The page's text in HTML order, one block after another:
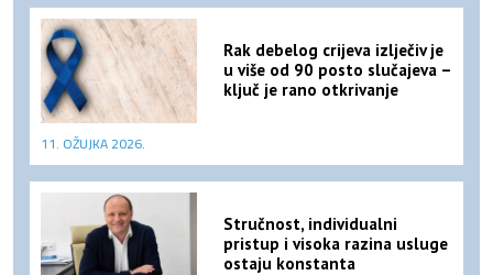
Rak debelog crijeva izlječiv je
u više od 90 posto slučajeva –
ključ je rano otkrivanje
11. OŽUJKA 2026.
Stručnost, individualni
pristup i visoka razina usluge
ostaju konstanta